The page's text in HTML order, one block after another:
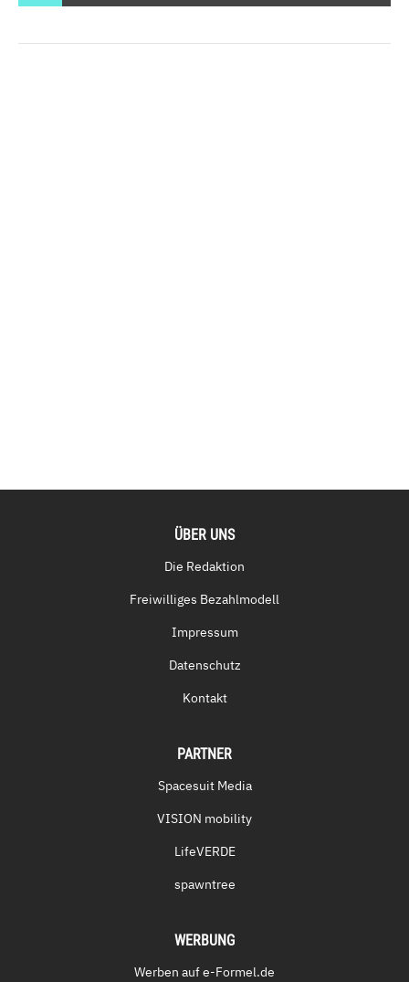
ÜBER UNS
Die Redaktion
Freiwilliges Bezahlmodell
Impressum
Datenschutz
Kontakt
PARTNER
Spacesuit Media
VISION mobility
LifeVERDE
spawntree
WERBUNG
Werben auf e-Formel.de